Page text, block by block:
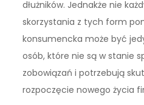
dłużników. Jednakże nie
skorzystania z tych form
konsumencka może być
osób, które nie są w stanie
zobowiązań i potrzebują
rozpoczęcie nowego życia